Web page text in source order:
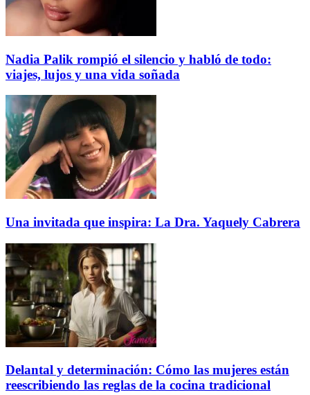
Nadia Palik rompió el silencio y habló de todo:
viajes, lujos y una vida soñada
Una invitada que inspira: La Dra. Yaquely Cabrera
Delantal y determinación: Cómo las mujeres están
reescribiendo las reglas de la cocina tradicional